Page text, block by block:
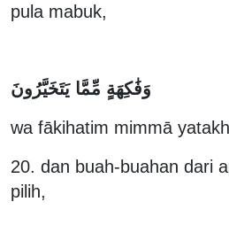
pula mabuk,
wa fākihatim mimmā
20. dan buah-buahan dari
pilih,